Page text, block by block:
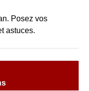
Posez vos
astuces.